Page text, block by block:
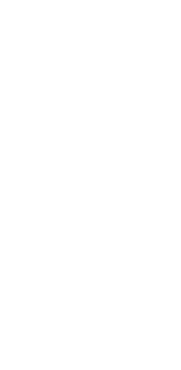
月から、７５歳
保険者のうち